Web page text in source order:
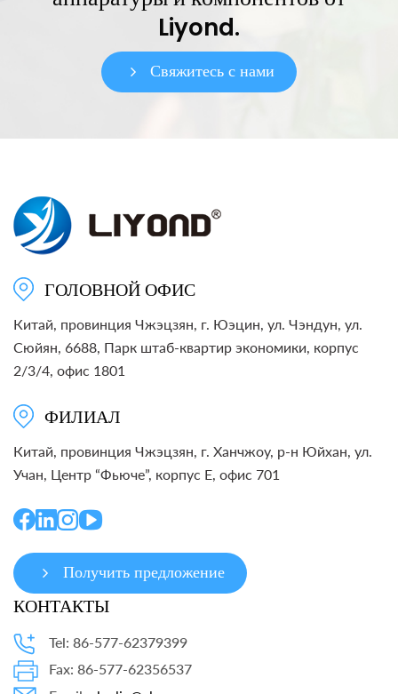
Liyond.
Свяжитесь с нами
ГОЛОВНОЙ ОФИС
Китай, провинция Чжэцзян, г. Юэцин, ул. Чэндун, ул.
Сюйян, 6688, Парк штаб-квартир экономики, корпус
2/3/4, офис 1801
ФИЛИАЛ
Китай, провинция Чжэцзян, г. Ханчжоу, р-н Юйхан, ул.
Учан, Центр “Фьюче”, корпус E, офис 701
Получить предложение
КОНТАКТЫ
Tel: 86-577-62379399
Fax: 86-577-62356537